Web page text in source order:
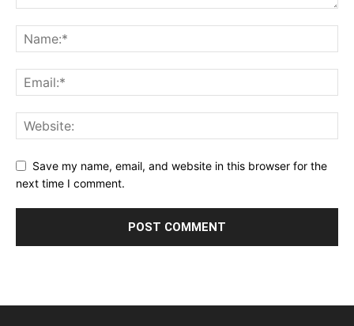
Save my name, email, and website in this browser for the
next time I comment.